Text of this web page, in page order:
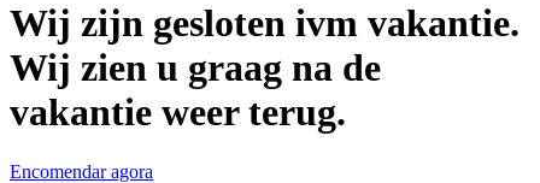
Wij zijn gesloten ivm vakantie.
Wij zien u graag na de
vakantie weer terug.
Encomendar agora